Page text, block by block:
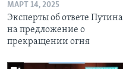
МАРТ 14, 2025
Эксперты об ответе Путина
на предложение о
прекращении огня